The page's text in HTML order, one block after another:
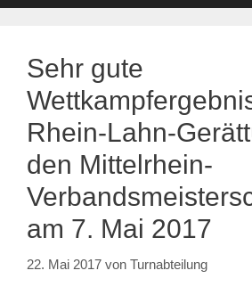
Sehr gute
Rhein-Lahn-
den Mittelrhein-
am 7. Mai 2017
22. Mai 2017 von Turnabteilung